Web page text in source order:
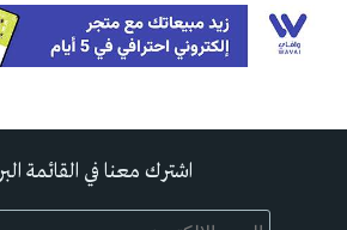
اشترك معنا في القائمة